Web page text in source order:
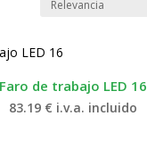
Faro de trabajo LED 16
83.19 € i.v.a. incluido